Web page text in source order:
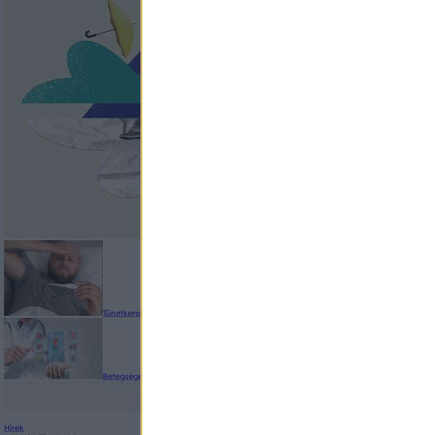
Tünetkereső
Betegségek A-Z
Hírek